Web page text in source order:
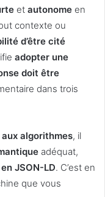
et autonome en
contexte ou
d’être cité
adopter une
doit être
dans trois
algorithmes, il
adéquat,
JSON-LD. C’est en
que vous